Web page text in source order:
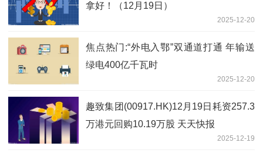
拿好！（12月19日）
2025-12-20
焦点热门:“外电入鄂”双通道打通 年输送
绿电400亿千瓦时
2025-12-20
趣致集团(00917.HK)12月19日耗资257.3
万港元回购10.19万股 天天快报
2025-12-19